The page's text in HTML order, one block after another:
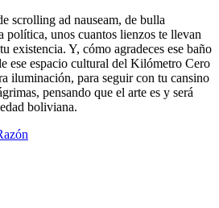
scrolling ad nauseam, de bulla
política, unos cuantos lienzos te llevan
existencia. Y, cómo agradeces ese baño
ese espacio cultural del Kilómetro Cero
iluminación, para seguir con tu cansino
pensando que el arte es y será
boliviana.